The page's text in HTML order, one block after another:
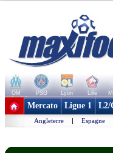
OM PSG Lyon Lille
+ de clubs
Mercato Ligue 1 L2/
Angleterre | Espagne